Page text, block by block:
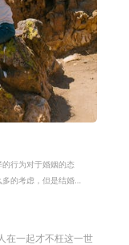
行为对于婚姻的态
的考虑，但是结婚
在一起才不枉这一世